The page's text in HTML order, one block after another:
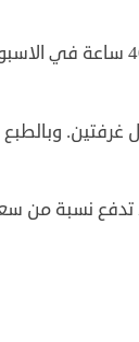
من حوالي 650£ استرليني
نسبة من